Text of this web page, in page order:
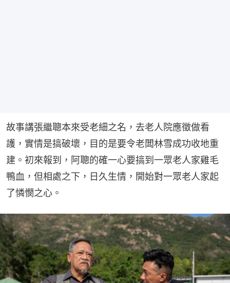
故事講張繼聰本來受老細之名，去老人院應徵做看
護，實情是搞破壞，目的是要令老闆林雪成功收地重
建。初來報到，阿聰的確一心要搞到一眾老人家雞毛
鴨血，但相處之下，日久生情，開始對一眾老人家起
了憐憫之心。